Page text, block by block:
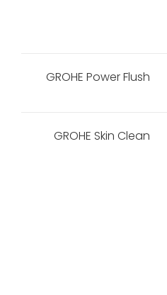
GROHE Power Flush
GROHE Skin Clean